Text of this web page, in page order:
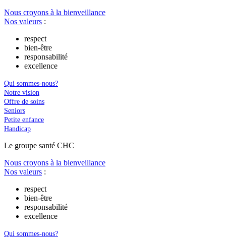
Nous croyons à la bienveillance
Nos valeurs :
respect
bien-être
responsabilité
excellence
Qui sommes-nous?
Notre vision
Offre de soins
Seniors
Petite enfance
Handicap
Le groupe santé CHC
Nous croyons à la bienveillance
Nos valeurs :
respect
bien-être
responsabilité
excellence
Qui sommes-nous?